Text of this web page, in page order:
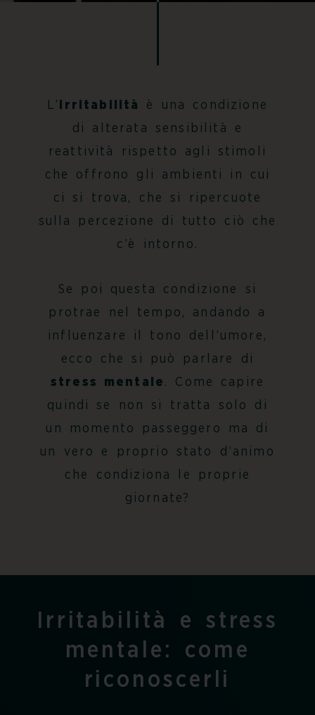
L’ irritabilità
è una condizione
di alterata sensibilità e
reattività rispetto agli stimoli
che offrono gli ambienti in cui
ci si trova, che si ripercuote
sulla percezione di tutto ciò che
c’è intorno.
Se poi questa condizione si
protrae nel tempo, andando a
influenzare il tono dell’umore,
ecco che si può parlare di
stress mentale . Come capire
quindi se non si tratta solo di
un momento passeggero ma di
un vero e proprio stato d’animo
che condiziona le proprie
giornate?
Irritabilità e stress
mentale: come
riconoscerli